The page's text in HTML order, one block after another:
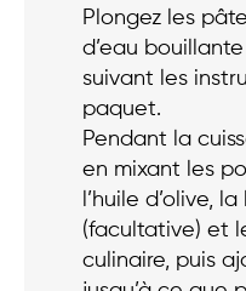
Plongez les
d’eau
suivant les
paquet.
Pendant la
en mixant les
l’huile d’olive,
(facultative) et
culinaire, puis